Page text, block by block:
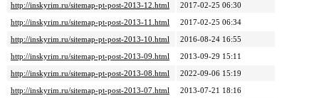
http://inskyrim.ru/sitemap-pt-post-2013-12.html
2017-02-25 06:30
http://inskyrim.ru/sitemap-pt-post-2013-11.html
2017-02-25 06:34
http://inskyrim.ru/sitemap-pt-post-2013-10.html
2016-08-24 16:55
http://inskyrim.ru/sitemap-pt-post-2013-09.html
2013-09-29 15:11
http://inskyrim.ru/sitemap-pt-post-2013-08.html
2022-09-06 15:19
http://inskyrim.ru/sitemap-pt-post-2013-07.html
2013-07-21 18:16